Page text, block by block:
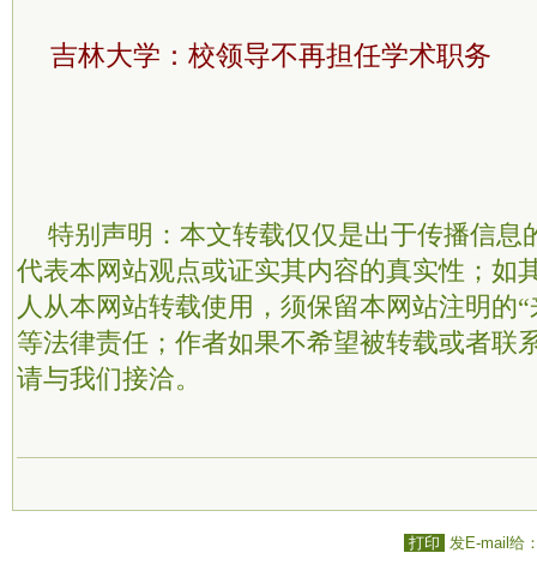
吉林大学：校领导不再担任学术职务
特别声明：本文转载仅仅是出于传播信息
代表本网站观点或证实其内容的真实性；如
人从本网站转载使用，须保留本网站注明的
等法律责任；作者如果不希望被转载或者联
请与我们接洽。
打印 发E-mail给